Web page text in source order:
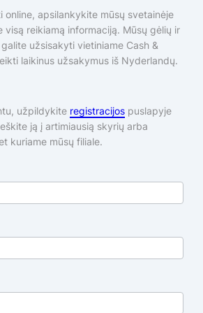
online, apsilankykite mūsų svetainėje
visą reikiamą informaciją. Mūsų gėlių ir
užsisakyti vietiniame Cash &
laikinus užsakymus iš Nyderlandų.
užpildykite registracijos puslapyje
ją į artimiausią skyrių arba
kuriame mūsų filiale.